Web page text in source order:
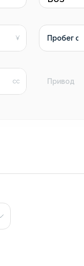
Пробег от
Привод